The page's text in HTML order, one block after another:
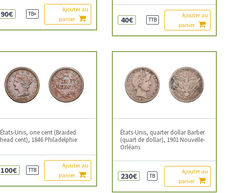
90€ TB+
Ajouter au
panier
40€ TTB
Ajouter au
panier
États-Unis, one cent (Braided
head cent), 1846 Philadelphie
100€ TTB
Ajouter au
panier
États-Unis, quarter dollar Barber
(quart de dollar), 1901 Nouvelle-
Orléans
230€ TB
Ajouter au
panier